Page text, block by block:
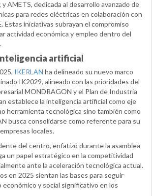
AMETS, dedicada al desarrollo avanzado de
para redes eléctricas en colaboración con
Estas iniciativas subrayan el compromiso
actividad económica y empleo dentro del
artificial
IKERLAN ha delineado su nuevo marco
IK2029, alineado con las prioridades del
MONDRAGON y el Plan de Industria
establece la inteligencia artificial como eje
herramienta tecnológica sino también como
busca consolidarse como referente para su
locales.
del centro, enfatizó durante la asamblea
un papel estratégico en la competitividad
ante la aceleración tecnológica actual.
en 2025 sientan las bases para seguir
económico y social significativo en los